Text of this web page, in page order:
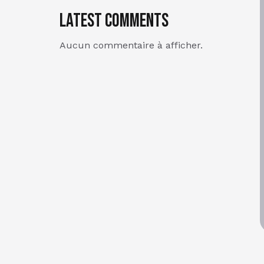
Latest Comments
Aucun commentaire à afficher.